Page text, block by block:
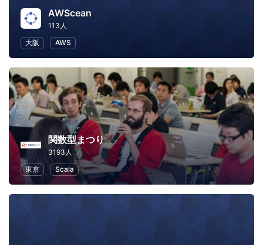
AWScean
113人
大阪
AWS
関数型まつり
3193人
東京
Scala